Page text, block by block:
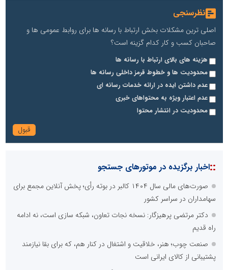
نظرسنجی
اصلی ترین مشکلات بخش ارتباط با رسانه ها برای روابط عمومی ها و
صاحبان کسب و کار کدام گزینه است؟
هزینه های بالای ارتباط با رسانه ها
محدودیت ها و خطوط قرمز داخلی رسانه ها
عدم داشتن ایده در ارائه خدمات رسانه ای
عدم اعتبار ویژه به محتواهای خبری
محدودیت در انتشار محتوا
::اخبار برگزیده در موتورهای جستجو
صورت‌های مالی سال ۱۴۰۴ کالبر در بوته رأی؛ پخش آنلاین مجمع برای
سهامداران در سراسر کشور
دکتر مرتضی پرهیزگار: نسخه نجات تعاون، شبکه سازی است، نه ادامه
راه قدیم
صنعت چوب؛ هنر، خلاقیت و اشتغال در کنار هم، که برای بقا نیازمند
پشتیبانی از کالای ایرانی است